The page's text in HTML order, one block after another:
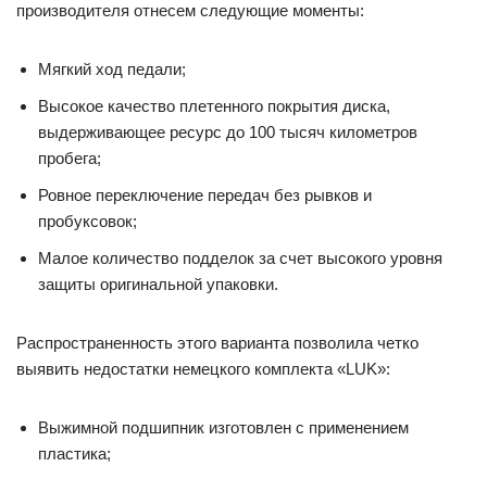
производителя отнесем следующие моменты:
Мягкий ход педали;
Высокое качество плетенного покрытия диска,
выдерживающее ресурс до 100 тысяч километров
пробега;
Ровное переключение передач без рывков и
пробуксовок;
Малое количество подделок за счет высокого уровня
защиты оригинальной упаковки.
Распространенность этого варианта позволила четко
выявить недостатки немецкого комплекта «LUK»:
Выжимной подшипник изготовлен с применением
пластика;